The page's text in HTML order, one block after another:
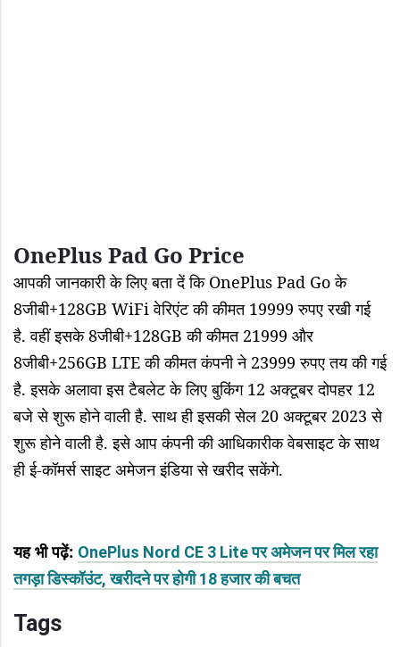
OnePlus Pad Go Price
आपकी जानकारी के लिए बता दें कि OnePlus Pad Go के
8जीबी+128GB WiFi वेरिएंट की कीमत 19999 रुपए रखी गई
है. वहीं इसके 8जीबी+128GB की कीमत 21999 और
8जीबी+256GB LTE की कीमत कंपनी ने 23999 रुपए तय की गई
है. इसके अलावा इस टैबलेट के लिए बुकिंग 12 अक्टूबर दोपहर 12
बजे से शुरू होने वाली है. साथ ही इसकी सेल 20 अक्टूबर 2023 से
शुरू होने वाली है. इसे आप कंपनी की आधिकारीक वेबसाइट के साथ
ही ई-कॉमर्स साइट अमेजन इंडिया से खरीद सकेंगे.
यह भी पढ़ें: OnePlus Nord CE 3 Lite पर अमेजन पर मिल रहा
तगड़ा डिस्कॉउंट, खरीदने पर होगी 18 हजार की बचत
Tags